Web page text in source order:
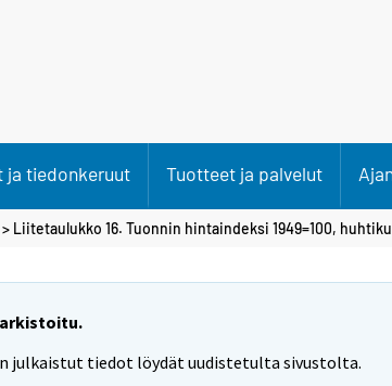
ja tiedonkeruut Tuotteet ja palvelut
> Liitetaulukko 16. Tuonnin hintaindeksi 1949=100,
arkistoitu.
julkaistut tiedot löydät uudistetulta sivustolta.